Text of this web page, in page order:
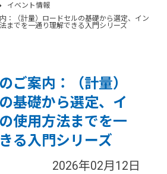
イベント情報
：（計量）ロードセルの基礎から選定、イン
までを一通り理解できる入門シリーズ
ご案内：（計量）
基礎から選定、イ
使用方法までを一
る入門シリーズ
2026年02月12日